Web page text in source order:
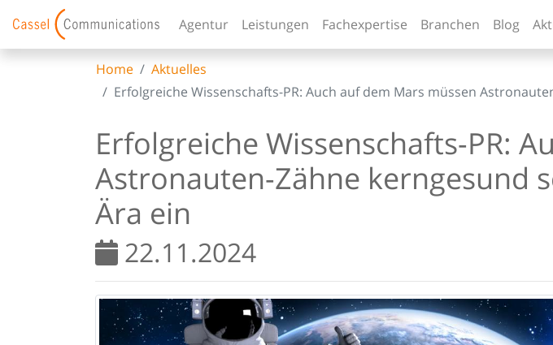
Agentur Leistungen Fachexpertise Branchen Blog
Home
Aktuelles
Erfolgreiche Wissenschafts-PR: Auch auf dem Mars müssen
Erfolgreiche Wissenschafts-PR:
Astronauten-Zähne kerngesund
Ära ein
22.11.2024